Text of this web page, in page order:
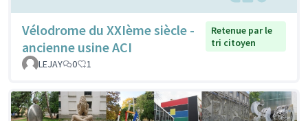
Vélodrome du XXIème siècle -
ancienne usine ACI
Retenue par le
tri citoyen
LEJAY
0 1